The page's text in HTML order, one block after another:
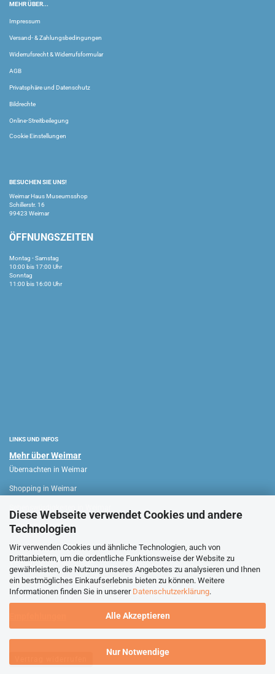
Diese Webseite verwendet Cookies und andere
Technologien
Wir verwenden Cookies und ähnliche Technologien, auch von
Drittanbietern, um die ordentliche Funktionsweise der Website zu
gewährleisten, die Nutzung unseres Angebotes zu analysieren und Ihnen
ein bestmögliches Einkaufserlebnis bieten zu können. Weitere
Informationen finden Sie in unserer Datenschutzerklärung.
Alle Akzeptieren
Nur Notwendige
MEHR ÜBER...
Impressum
Versand- & Zahlungsbedingungen
Widerrufsrecht & Widerrufsformular
AGB
Privatsphäre und Datenschutz
Bildrechte
Online-Streitbeilegung
Cookie Einstellungen
BESUCHEN SIE UNS!
Weimar Haus Museumsshop
Schillerstr. 16
99423 Weimar
ÖFFNUNGSZEITEN
Montag - Samstag
10:00 bis 17:00 Uhr
Sonntag
11:00 bis 16:00 Uhr
LINKS UND INFOS
Mehr über Weimar
Übernachten in Weimar
Shopping in Weimar
WEIMAR HAUS
Verkaufsoffene Sonntage
Stadtführungen Weimar